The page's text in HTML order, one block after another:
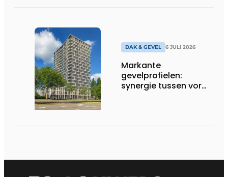
DAK & GEVEL 6 JULI 2026
Markante
gevelprofielen:
synergie tussen vorm